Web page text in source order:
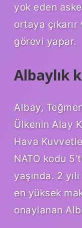
yok eden
ortaya
görevi yapar.
Albaylık
Albay,
Ülkenin Alay
Hava
NATO kodu
yaşında. 2
en yüksek
onaylanan